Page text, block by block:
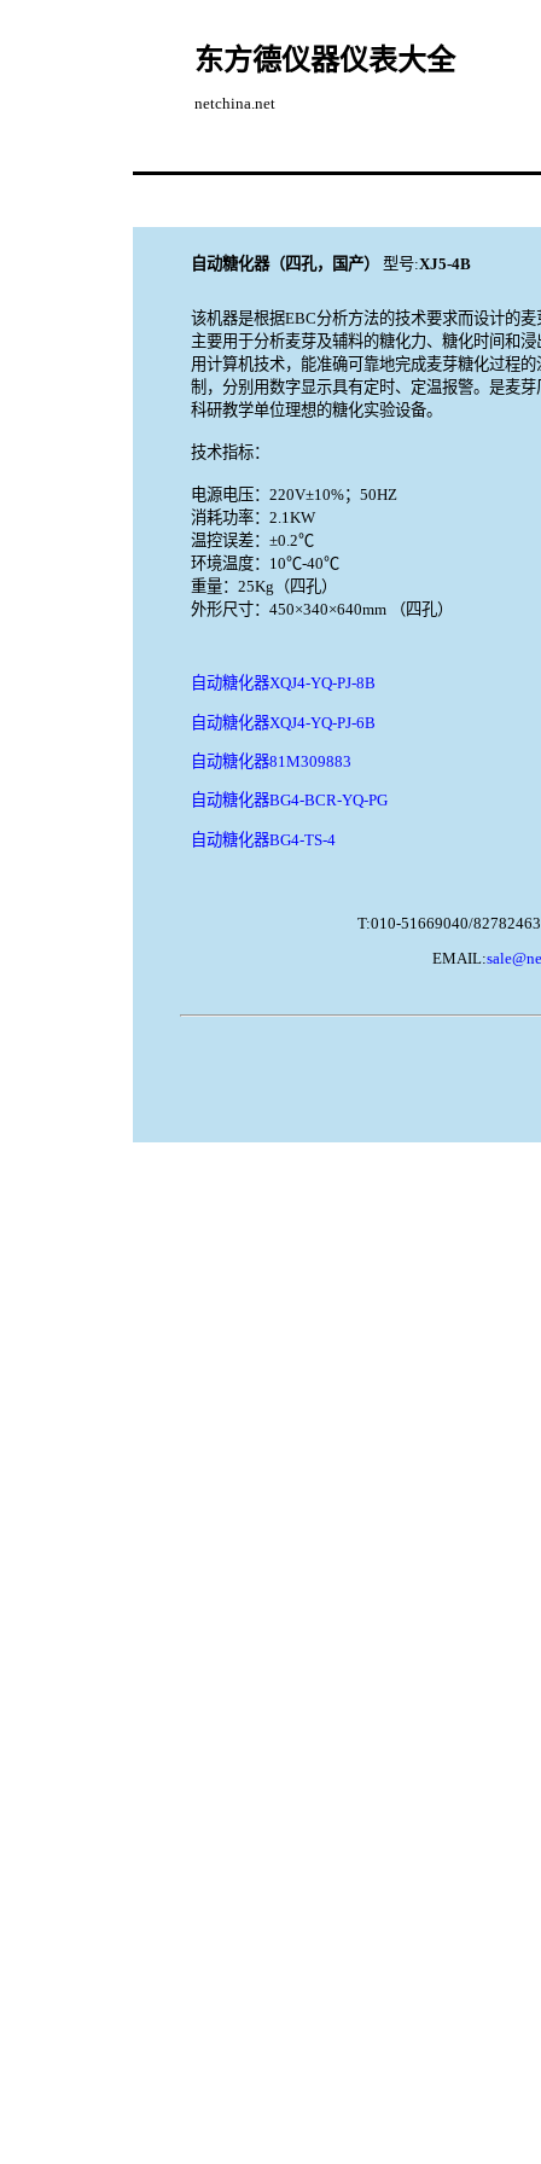
东方德仪器仪表大全
netchina.net
自动糖化器（四孔，国产） 型号:XJ5-4B
该机器是根据EBC分析方法的技术要求而设计的
主要用于分析麦芽及辅料的糖化力、糖化时间和
用计算机技术，能准确可靠地完成麦芽糖化过程
制，分别用数字显示具有定时、定温报警。是麦
科研教学单位理想的糖化实验设备。
技术指标：
电源电压：220V±10%；50HZ
消耗功率：2.1KW
温控误差：±0.2℃
环境温度：10℃-40℃
重量：25Kg（四孔）
外形尺寸：450×340×640mm （四孔）
自动糖化器XQJ4-YQ-PJ-8B
自动糖化器XQJ4-YQ-PJ-6B
自动糖化器81M309883
自动糖化器BG4-BCR-YQ-PG
自动糖化器BG4-TS-4
T:010-51669040/
EMAIL: